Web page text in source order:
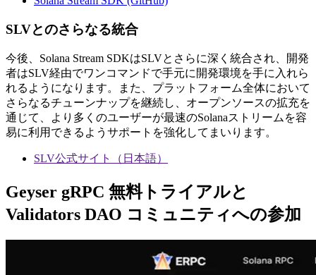
SLVとのさらなる統合
今後、Solana Stream SDKはSLVとさらに深く統合され、開発
者はSLV経由でワンコマンドで手元に開発環境を手に入れら
れるようになります。また、プラットフォーム全体において
さらなるチューンナップを継続し、オープンソースの拡充を
通じて、より多くのユーザーが最速のSolanaストリームを容
易に利用できるようサポートを強化してまいります。
SLV公式サイト（日本語）
Geyser gRPC 無料トライアルと
Validators DAO コミュニティへの参加